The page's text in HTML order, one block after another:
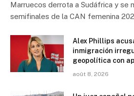
Marruecos derrota a Sudáfrica y se
semifinales de la CAN femenina
Alex Phillips
inmigración
geopolítica con
août 8, 2026